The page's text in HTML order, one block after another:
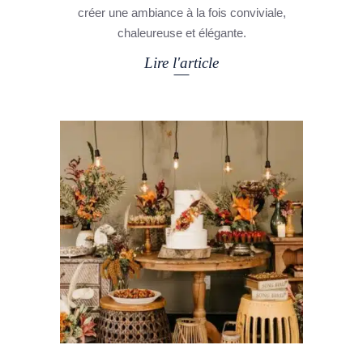
créer une ambiance à la fois conviviale,
chaleureuse et élégante.
Lire l'article